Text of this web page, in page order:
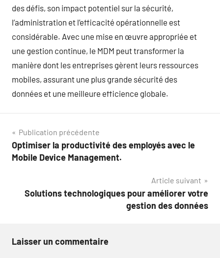
des défis, son impact potentiel sur la sécurité,
l’administration et l’efficacité opérationnelle est
considérable. Avec une mise en œuvre appropriée et
une gestion continue, le MDM peut transformer la
manière dont les entreprises gèrent leurs ressources
mobiles, assurant une plus grande sécurité des
données et une meilleure efficience globale.
Navigation
de
Publication précédente
Optimiser la productivité des employés avec le
Mobile Device Management.
Article suivant
Solutions technologiques pour améliorer votre
gestion des données
Laisser un commentaire